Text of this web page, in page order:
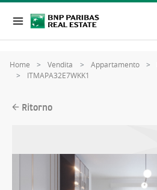
Home Vendita Appartamento
ITMAPA32E7WKK1
Ritorno